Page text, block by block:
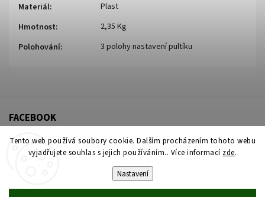
Tento web používá soubory cookie. Dalším procházením tohoto webu
vyjadřujete souhlas s jejich používáním.. Více informací zde.
Nastavení
Materiál:
Plast
Hmotnost:
2,35 Kg
Polohování: 3 polohy nastavení pultíku
FACEBOOK